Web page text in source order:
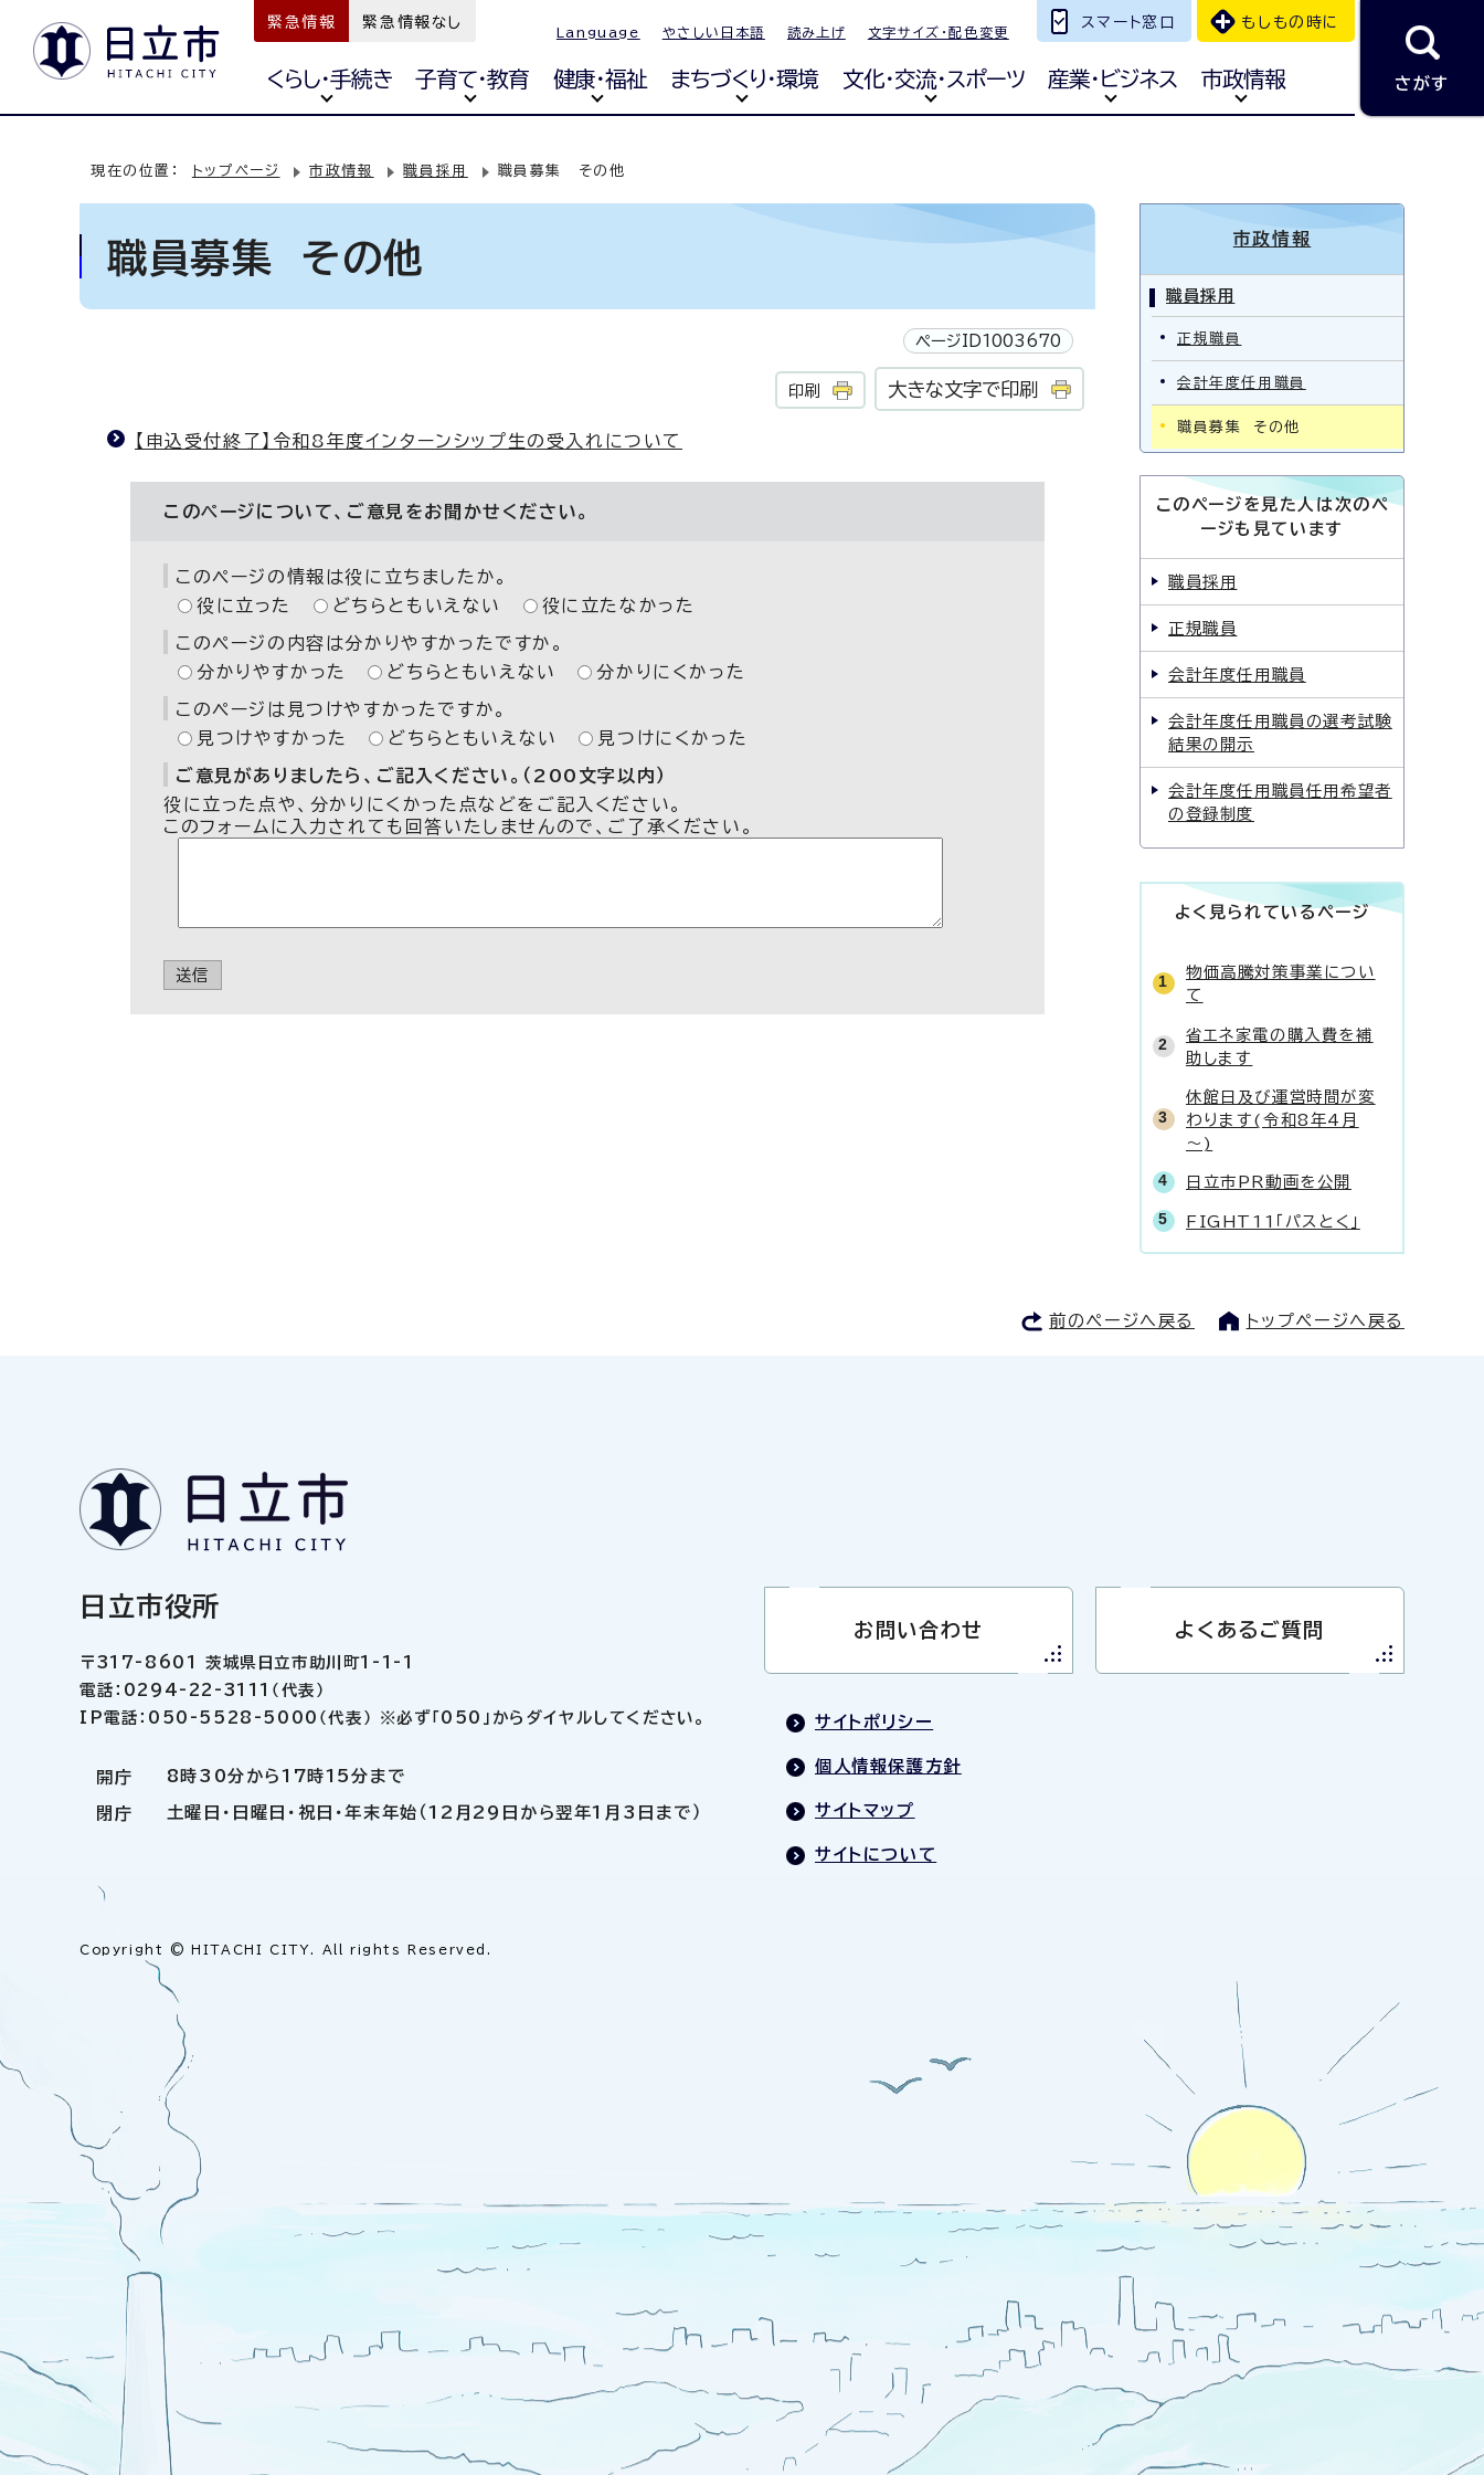
緊急情報 緊急情報なし
Language やさしい日本語 読み上げ 文字サイズ・配色変更
スマート窓口 もしもの時に
くらし・手続き 子育て・教育 健康・福祉 まちづくり・環境 文化・交流・スポーツ 産業・ビジネス 市政情報 さがす
現在の位置： トップページ 市政情報 職員採用 職員募集 その他
職員募集 その他
ページID1003670
印刷 大きな文字で印刷
【申込受付終了】令和8年度インターンシップ生の受入れについて
このページについて、ご意見をお聞かせください。
このページの情報は役に立ちましたか。
役に立った
どちらともいえない 役に立たなかった
このページの内容は分かりやすかったですか。
分かりやすかった
どちらともいえない 分かりにくかった
このページは見つけやすかったですか。
見つけやすかった
どちらともいえない 見つけにくかった
ご意見がありましたら、ご記入ください。（200文字以内）
役に立った点や、分かりにくかった点などをご記入ください。
このフォームに入力されても回答いたしませんので、ご了承ください。
送信
市政情報
職員採用
正規職員
会計年度任用職員
職員募集 その他
このページを見た人は次のペ
ージも見ています
職員採用
正規職員
会計年度任用職員
会計年度任用職員の選考試験
結果の開示
会計年度任用職員任用希望者
の登録制度
よく見られているページ
物価高騰対策事業につい
て
省エネ家電の購入費を補
助します
休館日及び運営時間が変
わります(令和8年4月
～)
日立市PR動画を公開
FIGHT11「パスとく」
前のページへ戻る トップページへ戻る
日立市役所
〒317-8601 茨城県日立市助川町1-1-1
電話：0294-22-3111（代表）
IP電話：050-5528-5000（代表） ※必ず「050」からダイヤルしてください。
開庁 8時30分から17時15分まで
閉庁 土曜日・日曜日・祝日・年末年始（12月29日から翌年1月3日まで）
お問い合わせ よくあるご質問
サイトポリシー
個人情報保護方針
サイトマップ
サイトについて
Copyright © HITACHI CITY. All rights Reserved.